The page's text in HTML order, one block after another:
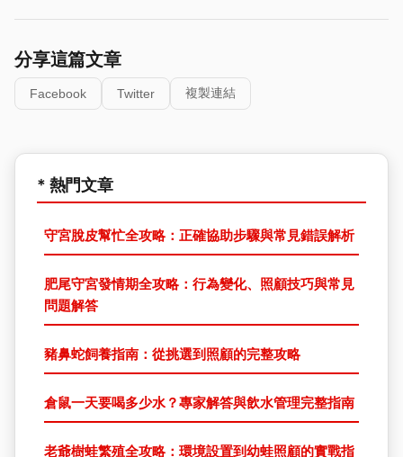
分享這篇文章
Facebook Twitter 複製連結
* 熱門文章
守宮脫皮幫忙全攻略：正確協助步驟與常見錯誤解析
肥尾守宮發情期全攻略：行為變化、照顧技巧與常見
問題解答
豬鼻蛇飼養指南：從挑選到照顧的完整攻略
倉鼠一天要喝多少水？專家解答與飲水管理完整指南
老爺樹蛙繁殖全攻略：環境設置到幼蛙照顧的實戰指